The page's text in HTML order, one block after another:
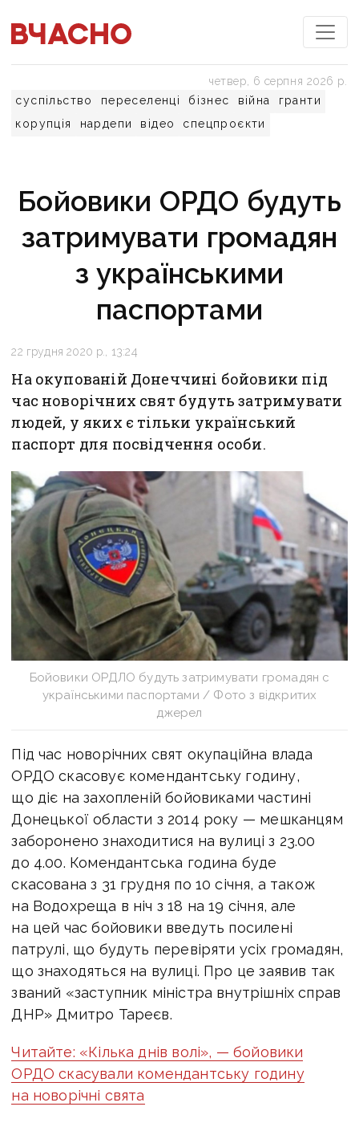
суспільство переселенці бізнес війна
гранти
корупція
нардепи відео спецпроєкти
четвер, 6 серпня 2026 р.
Бойовики ОРДО будуть
затримувати громадян
з українськими
паспортами
22 грудня 2020 р., 13:24
На окупованій Донеччині бойовики під
час новорічних свят будуть затримувати
людей, у яких є тільки український
паспорт для посвідчення особи.
Бойовики ОРДЛО будуть затримувати громадян с
українськими паспортами / Фото з відкритих
джерел
Під час новорічних свят окупаційна влада
ОРДО скасовує комендантську годину,
що діє на захопленій бойовиками частині
Донецької области з 2014 року — мешканцям
заборонено знаходитися на вулиці з 23.00
до 4.00. Комендантська година буде
скасована з 31 грудня по 10 січня, а також
на Водохреща в ніч з 18 на 19 січня, але
на цей час бойовики введуть посилені
патрулі, що будуть перевіряти усіх громадян,
що знаходяться на вулиці. Про це заявив так
званий «заступник міністра внутрішніх справ
ДНР» Дмитро Тареєв.
Читайте: «Кілька днів волі», — бойовики
ОРДО скасували комендантську годину
на новорічні свята